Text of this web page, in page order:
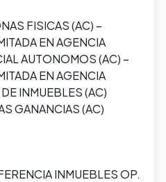
FISICAS (AC) –
EN AGENCIA
AUTONOMOS (AC) –
EN AGENCIA
INMUEBLES (AC)
GANANCIAS (AC)
INMUEBLES OP.